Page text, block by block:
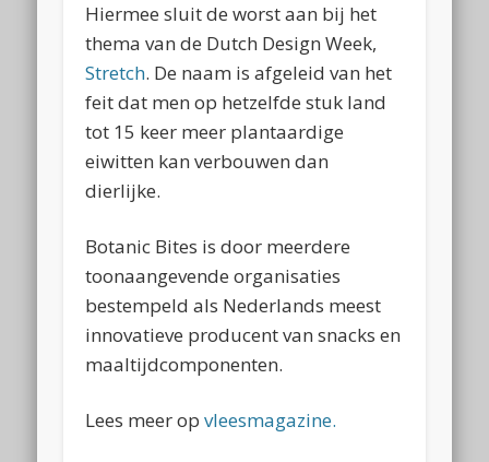
Hiermee sluit de worst aan bij het
thema van de Dutch Design Week,
Stretch. De naam is afgeleid van het
feit dat men op hetzelfde stuk land
tot 15 keer meer plantaardige
eiwitten kan verbouwen dan
dierlijke.
Botanic Bites is door meerdere
toonaangevende organisaties
bestempeld als Nederlands meest
innovatieve producent van snacks en
maaltijdcomponenten.
Lees meer opvleesmagazine.